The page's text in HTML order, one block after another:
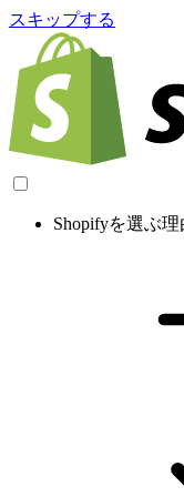
スキップする
Shopifyを選ぶ理